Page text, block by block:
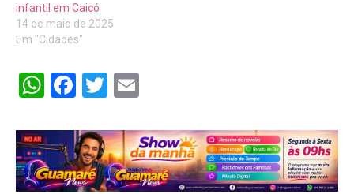
infantil em Caicó
14 de maio de 2025
Em "Cidades"
WhatsApp
Facebook
Twitter